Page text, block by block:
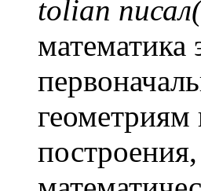
tolian
математика
геометриям
построения,